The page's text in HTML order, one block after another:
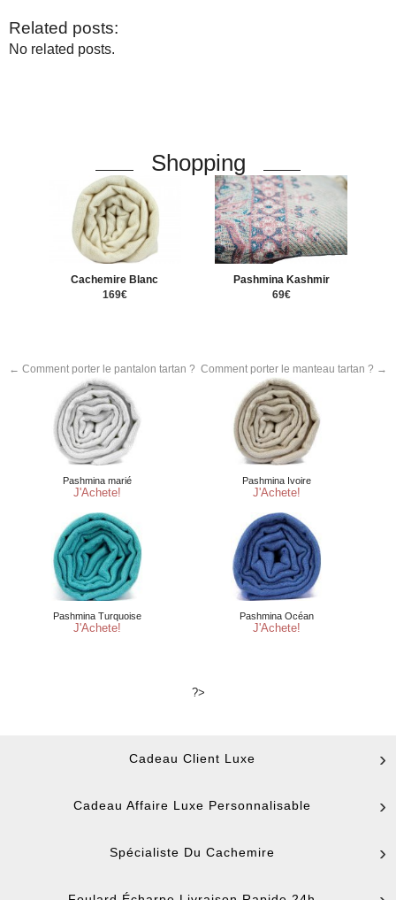
Related posts:
No related posts.
Shopping
Cachemire Blanc
169€
Pashmina Kashmir
69€
← Comment porter le pantalon tartan ? Comment porter le manteau tartan ? →
?>
Cadeau Client Luxe
Cadeau Affaire Luxe Personnalisable
Spécialiste Du Cachemire